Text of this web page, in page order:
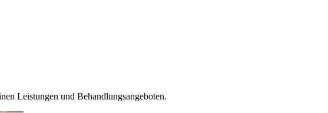
Leistungen und Behandlungsangeboten.